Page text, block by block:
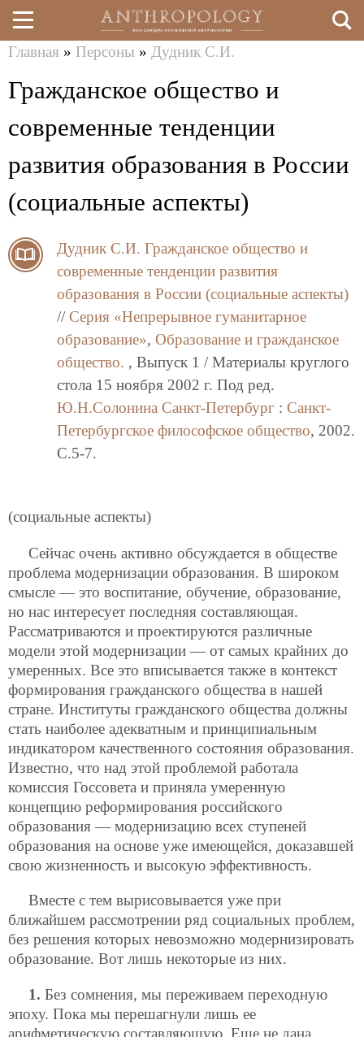
Перейти
к
здесь
Главная » Персоны » Дудник С.И.
Гражданское общество и
современные тенденции
развития образования в России
(социальные аспекты)
Дудник С.И. Гражданское общество и
современные тенденции развития
образования в России (социальные аспекты)
// Серия «Непрерывное гуманитарное
образование», Образование и гражданское
общество. , Выпуск 1 / Материалы круглого
стола 15 ноября 2002 г. Под ред.
Ю.Н.Солонина Санкт-Петербург : Санкт-
Петербургское философское общество, 2002.
C.5-7.
(социальные аспекты)
Сейчас очень активно обсуждается в обществе
проблема модернизации образования. В широком
смысле — это воспитание, обучение, образование,
но нас интересует последняя составляющая.
Рассматриваются и проектируются различные
модели этой модернизации — от самых крайних до
умеренных. Все это вписывается также в контекст
формирования гражданского общества в нашей
стране. Институты гражданского общества должны
стать наиболее адекватным и принципиальным
индикатором качественного состояния образования.
Известно, что над этой проблемой работала
комиссия Госсовета и приняла умеренную
концепцию реформирования российского
образования — модернизацию всех ступеней
образования на основе уже имеющейся, доказавшей
свою жизненность и высокую эффективность.
Вместе с тем вырисовывается уже при
ближайшем рассмотрении ряд социальных проблем,
без решения которых невозможно модернизировать
образование. Вот лишь некоторые из них.
1. Без сомнения, мы переживаем переходную
эпоху. Пока мы перешагнули лишь ее
арифметическую составляющую. Еще не дана